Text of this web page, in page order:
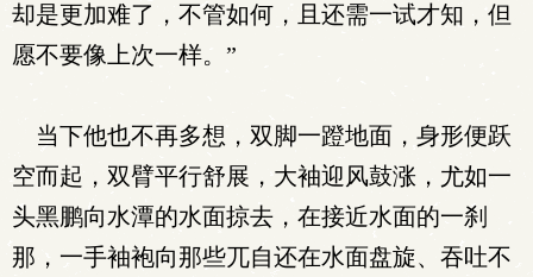
却是更加难了，不管如何，且还需一试才知，但
愿不要像上次一样。”
当下他也不再多想，双脚一蹬地面，身形便跃
空而起，双臂平行舒展，大袖迎风鼓涨，尤如一
头黑鹏向水潭的水面掠去，在接近水面的一刹
那，一手袖袍向那些兀自还在水面盘旋、吞吐不